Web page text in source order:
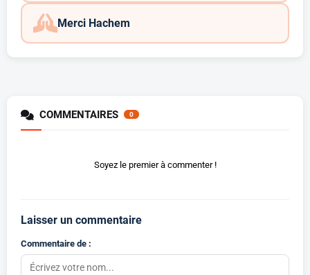
Merci Hachem
COMMENTAIRES 0
Soyez le premier à commenter !
Laisser un commentaire
Commentaire de :